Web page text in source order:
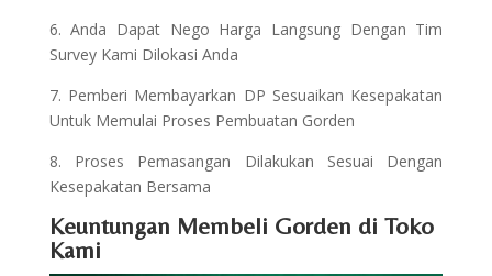
6. Anda Dapat Nego Harga Langsung Dengan Tim
Survey Kami Dilokasi Anda
7. Pemberi Membayarkan DP Sesuaikan Kesepakatan
Untuk Memulai Proses Pembuatan Gorden
8. Proses Pemasangan Dilakukan Sesuai Dengan
Kesepakatan Bersama
Keuntungan Membeli Gorden di Toko
Kami